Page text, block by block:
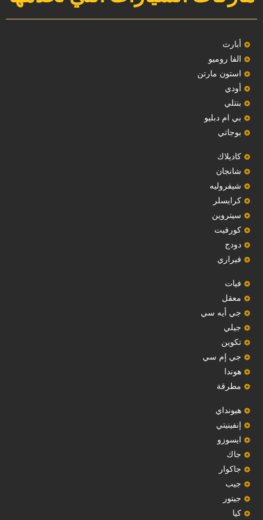
‏أبارث‏
الفا روميو
استون مارتن
أودي
بنتلي
بي ام دبليو
بوجاتي
كاديلاك
‏شانجان‏
شيفروليه
‏كرايسلر‏
سيتروين
‏كورفيت‏
دودج
فيراري
فيات
معقل
‏جي أيه سي‏
جيلي
‏تكوين‏
جي إم سي
هوندا
مطرقة
هيونداي
إنفينيتي
‏ايسوزو‏
‏جاك‏
جاكوار
جيب
‏جيتور‏
كيا